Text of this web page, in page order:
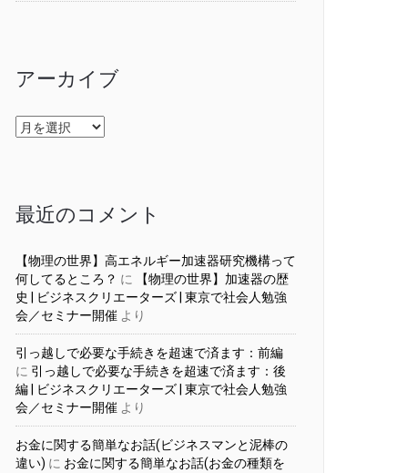
アーカイブ
ア
ー
最近のコメント
【物理の世界】高エネルギー加速器研究機構って
何してるところ？ に
【物理の世界】加速器の歴
史 | ビジネスクリエーターズ | 東京で社会人勉強
会／セミナー開催 より
引っ越しで必要な手続きを超速で済ます：前編
に 引っ越しで必要な手続きを超速で済ます：後
編 | ビジネスクリエーターズ | 東京で社会人勉強
会／セミナー開催 より
お金に関する簡単なお話(ビジネスマンと泥棒の
違い) に お金に関する簡単なお話(お金の種類を